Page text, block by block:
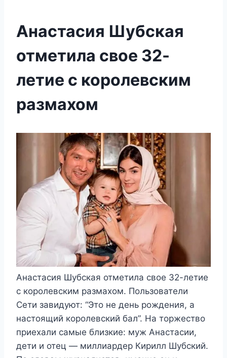
Анастасия Шубская
отметила свое 32-
летие с королевским
размахом
Анастасия Шубская отметила свое 32-летие
с королевским размахом. Пользователи
Сети завидуют: “Это не день рождения, а
настоящий королевский бал”. На торжество
приехали самые близкие: муж Анастасии,
дети и отец — миллиардер Кирилл Шубский.